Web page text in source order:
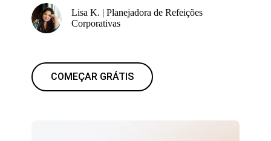
Lisa K. | Planejadora de Refeições
Corporativas
COMEÇAR GRÁTIS